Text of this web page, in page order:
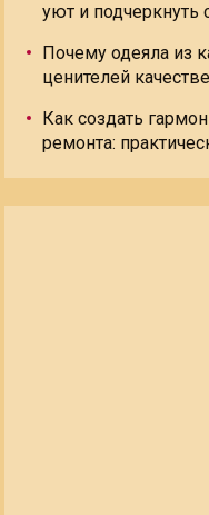
уют и подчеркнуть
Почему одеяла из
ценителей
Как создать
ремонта: